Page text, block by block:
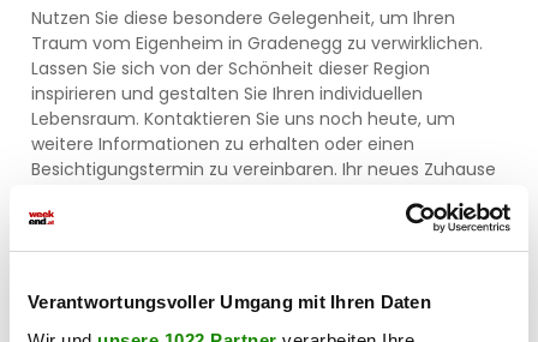
Verantwortungsvoller Umgang mit Ihren Daten
Nutzen Sie diese besondere Gelegenheit, um Ihren
Traum vom Eigenheim in Gradenegg zu verwirklichen.
Lassen Sie sich von der Schönheit dieser Region
inspirieren und gestalten Sie Ihren individuellen
Lebensraum. Kontaktieren Sie uns noch heute, um
weitere Informationen zu erhalten oder einen
Besichtigungstermin zu vereinbaren. Ihr neues Zuhause
Moosburg